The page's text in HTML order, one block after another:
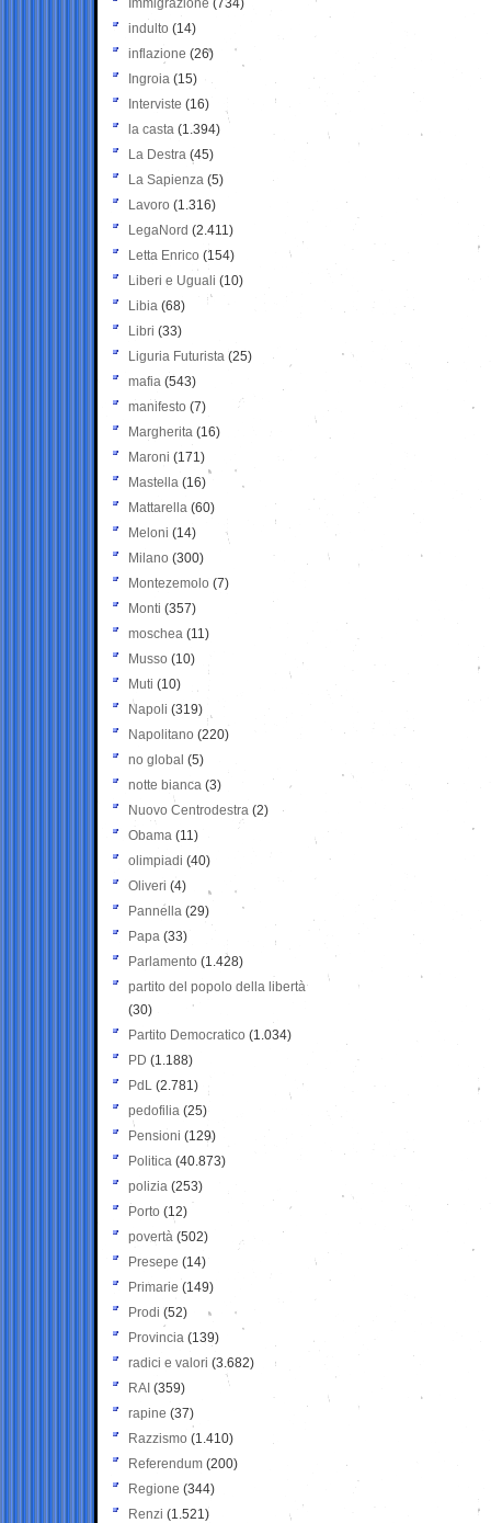
Immigrazione (734)
indulto (14)
inflazione (26)
Ingroia (15)
Interviste (16)
la casta (1.394)
La Destra (45)
La Sapienza (5)
Lavoro (1.316)
LegaNord (2.411)
Letta Enrico (154)
Liberi e Uguali (10)
Libia (68)
Libri (33)
Liguria Futurista (25)
mafia (543)
manifesto (7)
Margherita (16)
Maroni (171)
Mastella (16)
Mattarella (60)
Meloni (14)
Milano (300)
Montezemolo (7)
Monti (357)
moschea (11)
Musso (10)
Muti (10)
Napoli (319)
Napolitano (220)
no global (5)
notte bianca (3)
Nuovo Centrodestra (2)
Obama (11)
olimpiadi (40)
Oliveri (4)
Pannella (29)
Papa (33)
Parlamento (1.428)
partito del popolo della libertà
(30)
Partito Democratico (1.034)
PD (1.188)
PdL (2.781)
pedofilia (25)
Pensioni (129)
Politica (40.873)
polizia (253)
Porto (12)
povertà (502)
Presepe (14)
Primarie (149)
Prodi (52)
Provincia (139)
radici e valori (3.682)
RAI (359)
rapine (37)
Razzismo (1.410)
Referendum (200)
Regione (344)
Renzi (1.521)